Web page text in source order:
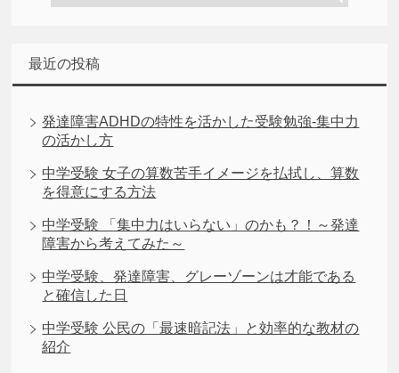
最近の投稿
発達障害ADHDの特性を活かした受験勉強-集中力
の活かし方
中学受験 女子の算数苦手イメージを払拭し、算数
を得意にする方法
中学受験 「集中力はいらない」のかも？！～発達
障害から考えてみた～
中学受験、発達障害、グレーゾーンは才能である
と確信した日
中学受験 公民の「最速暗記法」と効率的な教材の
紹介